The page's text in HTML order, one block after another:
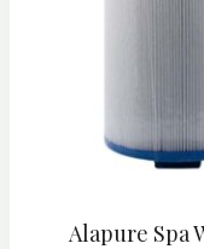
Alapure Spa